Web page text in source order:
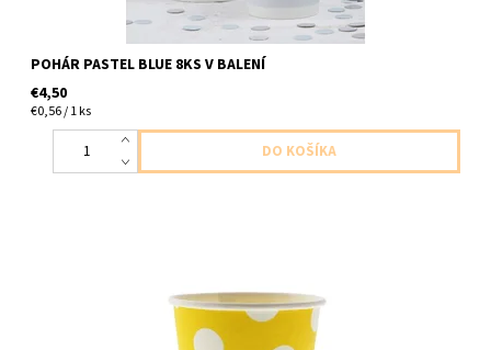
POHÁR PASTEL BLUE 8KS V BALENÍ
€4,50
€0,56 / 1 ks
papierovy pohar zlty s bielymi bodkami 6ks v balení velkost